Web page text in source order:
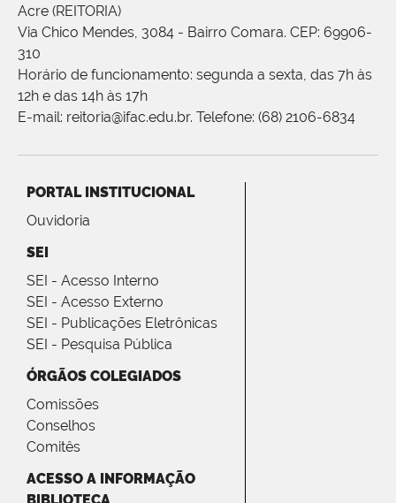
Acre (REITORIA)
Via Chico Mendes, 3084 - Bairro Comara. CEP: 69906-
310
Horário de funcionamento: segunda a sexta, das 7h às
12h e das 14h às 17h
E-mail: reitoria@ifac.edu.br. Telefone: (68) 2106-6834
PORTAL INSTITUCIONAL
Ouvidoria
SEI
SEI - Acesso Interno
SEI - Acesso Externo
SEI - Publicações Eletrônicas
SEI - Pesquisa Pública
ÓRGÃOS COLEGIADOS
Comissões
Conselhos
Comitês
ACESSO A INFORMAÇÃO